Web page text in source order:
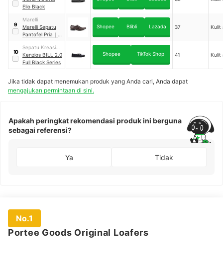
Elio Black
9
Marelli
Marelli Sepatu
Pantofel Pria ｜
Shopee Blibli Lazada 37 Kulit
10
Sepatu Kreasi
Anak Bangsa
Kenzios BILL 2.0
Full Black Series
Shopee TikTok Shop 41 Kulit
Jika tidak dapat menemukan produk yang Anda cari, Anda dapat
mengajukan permintaan di sini.
Apakah peringkat rekomendasi produk ini berguna
sebagai referensi?
Ya Tidak
No.1
Portee Goods Original Loafers